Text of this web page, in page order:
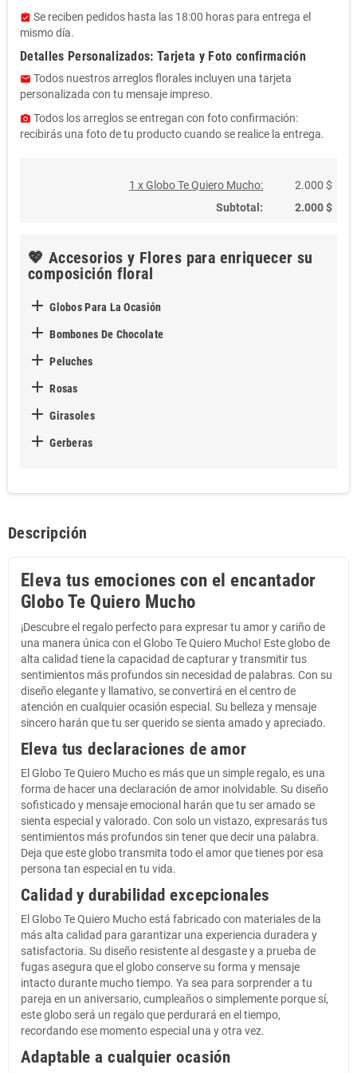
assignment_turned_in Se reciben pedidos hasta las 18:00 horas para entrega el
mismo día.
Detalles Personalizados: Tarjeta y Foto confirmación
email Todos nuestros arreglos florales incluyen una tarjeta
personalizada con tu mensaje impreso.
photo_camera Todos los arreglos se entregan con foto confirmación:
recibirás una foto de tu producto cuando se realice la entrega.
1 x Globo Te Quiero Mucho:
2.000 $
Subtotal:
2.000 $
💖 Accesorios y Flores para enriquecer su
composición floral
 Globos Para La Ocasión
 Bombones De Chocolate
 Peluches
 Rosas
 Girasoles
 Gerberas
Descripción
Eleva tus emociones con el encantador
Globo Te Quiero Mucho
¡Descubre el regalo perfecto para expresar tu amor y cariño de
una manera única con el Globo Te Quiero Mucho! Este globo de
alta calidad tiene la capacidad de capturar y transmitir tus
sentimientos más profundos sin necesidad de palabras. Con su
diseño elegante y llamativo, se convertirá en el centro de
atención en cualquier ocasión especial. Su belleza y mensaje
sincero harán que tu ser querido se sienta amado y apreciado.
Eleva tus declaraciones de amor
El Globo Te Quiero Mucho es más que un simple regalo, es una
forma de hacer una declaración de amor inolvidable. Su diseño
sofisticado y mensaje emocional harán que tu ser amado se
sienta especial y valorado. Con solo un vistazo, expresarás tus
sentimientos más profundos sin tener que decir una palabra.
Deja que este globo transmita todo el amor que tienes por esa
persona tan especial en tu vida.
Calidad y durabilidad excepcionales
El Globo Te Quiero Mucho está fabricado con materiales de la
más alta calidad para garantizar una experiencia duradera y
satisfactoria. Su diseño resistente al desgaste y a prueba de
fugas asegura que el globo conserve su forma y mensaje
intacto durante mucho tiempo. Ya sea para sorprender a tu
pareja en un aniversario, cumpleaños o simplemente porque sí,
este globo será un regalo que perdurará en el tiempo,
recordando ese momento especial una y otra vez.
Adaptable a cualquier ocasión